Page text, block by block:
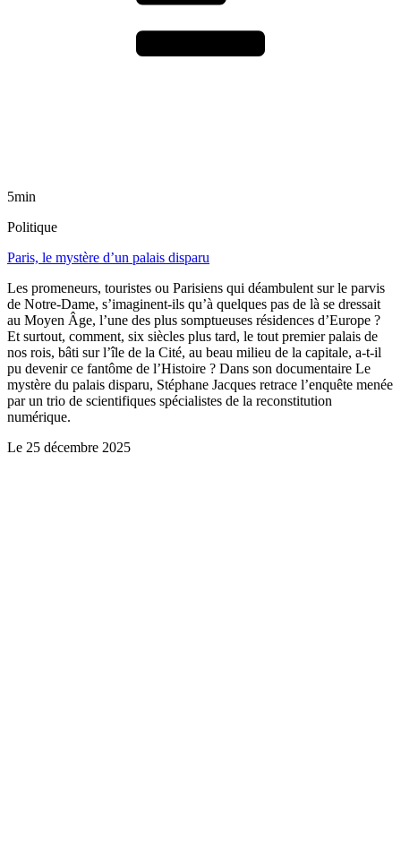
5min
Politique
Paris, le mystère d’un palais disparu
Les promeneurs, touristes ou Parisiens qui déambulent sur le parvis
de Notre-Dame, s’imaginent-ils qu’à quelques pas de là se dressait
au Moyen Âge, l’une des plus somptueuses résidences d’Europe ?
Et surtout, comment, six siècles plus tard, le tout premier palais de
nos rois, bâti sur l’île de la Cité, au beau milieu de la capitale, a-t-il
pu devenir ce fantôme de l’Histoire ? Dans son documentaire Le
mystère du palais disparu, Stéphane Jacques retrace l’enquête menée
par un trio de scientifiques spécialistes de la reconstitution
numérique.
Le 25 décembre 2025